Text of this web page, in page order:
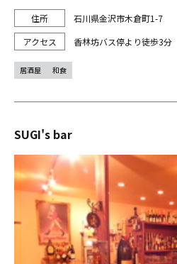
石川県金沢市木倉町1-7
香林坊バス停より徒歩3分
居酒屋 和食
SUGI's bar